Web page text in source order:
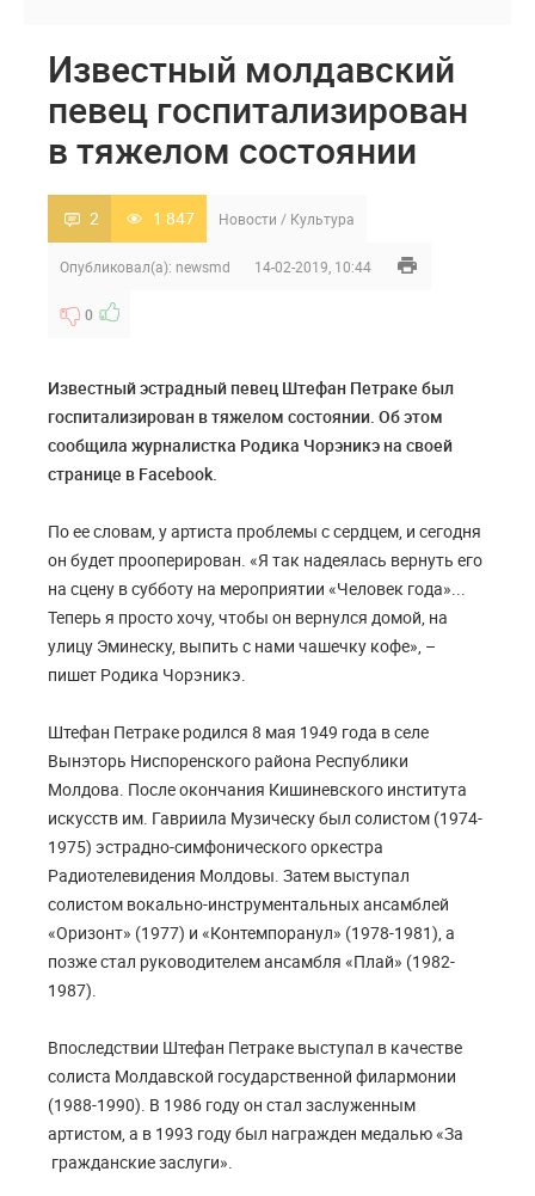
Известный молдавский
певец госпитализирован
в тяжелом состоянии
2 1 847 Новости / Культура
Опубликовал(а): newsmd 14-02-2019, 10:44
0
Известный эстрадный певец Штефан Петраке был
госпитализирован в тяжелом состоянии. Об этом
сообщила журналистка Родика Чорэникэ на своей
странице в Facebook.
По ее словам, у артиста проблемы с сердцем, и сегодня
он будет прооперирован. «Я так надеялась вернуть его
на сцену в субботу на мероприятии «Человек года»...
Теперь я просто хочу, чтобы он вернулся домой, на
улицу Эминеску, выпить с нами чашечку кофе», –
пишет Родика Чорэникэ.
Штефан Петраке родился 8 мая 1949 года в селе
Вынэторь Ниспоренского района Республики
Молдова. После окончания Кишиневского института
искусств им. Гавриила Музическу был солистом (1974-
1975) эстрадно-симфонического оркестра
Радиотелевидения Молдовы. Затем выступал
солистом вокально-инструментальных ансамблей
«Оризонт» (1977) и «Контемпоранул» (1978-1981), а
позже стал руководителем ансамбля «Плай» (1982-
1987).
Впоследствии Штефан Петраке выступал в качестве
солиста Молдавской государственной филармонии
(1988-1990). В 1986 году он стал заслуженным
артистом, а в 1993 году был награжден медалью «За
гражданские заслуги».